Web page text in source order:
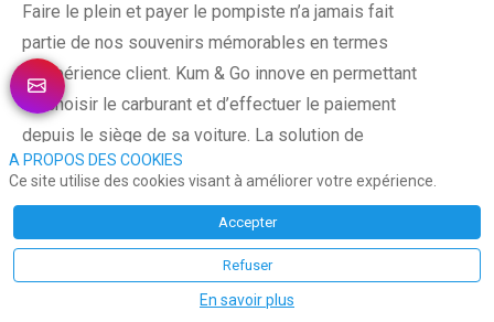
Faire le plein et payer le pompiste n’a jamais fait
partie de nos souvenirs mémorables en termes
d’expérience client. Kum & Go innove en permettant
de choisir le carburant et d’effectuer le paiement
depuis le siège de sa voiture. La solution de
paiement permet également d’exploiter la data sur
Ne plus voir le pompiste…
A PROPOS DES COOKIES
Ce site utilise des cookies visant à améliorer votre expérience.
Accepter
Refuser
En savoir plus